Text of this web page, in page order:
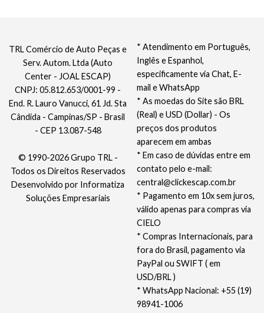
* Atendimento em Português,
Inglês e Espanhol,
especificamente via Chat, E-
mail e WhatsApp
* As moedas do Site são BRL
(Real) e USD (Dollar) - Os
preços dos produtos
aparecem em ambas
* Em caso de dúvidas entre em
contato pelo e-mail:
central@clickescap.com.br
* Pagamento em 10x sem juros,
válido apenas para compras via
CIELO
* Compras Internacionais, para
fora do Brasil, pagamento via
PayPal ou SWIFT ( em
USD/BRL )
* WhatsApp Nacional: +55 (19)
98941-1006
TRL Comércio de Auto Peças e
Serv. Autom. Ltda (Auto
Center - JOAL ESCAP)
CNPJ: 05.812.653/0001-99 -
End. R. Lauro Vanucci, 61 Jd. Sta
Cândida - Campinas/SP - Brasil
- CEP 13.087-548
© 1990-2026 Grupo TRL -
Todos os Direitos Reservados
Desenvolvido por Informatiza
Soluções Empresariais